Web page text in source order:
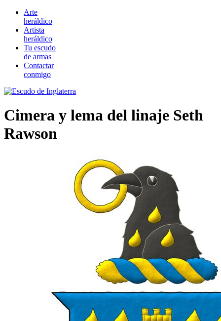
Arte
heráldico
Artista
heráldico
Tu escudo
de armas
Contactar
conmigo
Cimera y lema del linaje Seth
Rawson